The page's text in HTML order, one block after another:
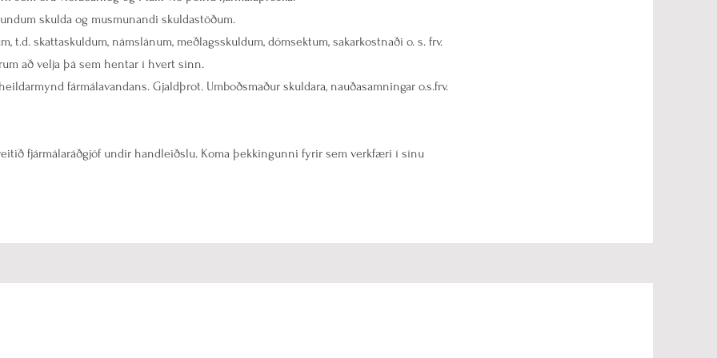
skulda og musmunandi skuldastöðum.
t.d. skattaskuldum, námslánum, meðlagsskuldum, dómsektum, sakarkostnaði o. s. frv.
að velja þá sem hentar í hvert sinn.
fármálavandans. Gjaldþrot. Umboðsmaður skuldara, nauðasamningar o.s.frv.
fjármálaráðgjöf undir handleiðslu. Koma þekkingunni fyrir sem verkfæri í sínu